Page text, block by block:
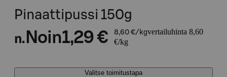
Pinaattipussi 150g
n. Noin1,29 € 8,60 €/kgvertailuhinta 8,60
€/kg
Valitse toimitustapa